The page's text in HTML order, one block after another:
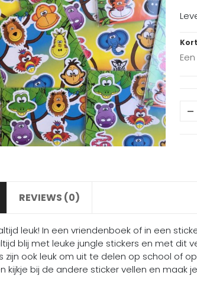
REVIEWS (0)
leuk! In een vriendenboek of in een
blij met leuke jungle stickers en met dit
zijn ook leuk om uit te delen op school of
kijkje bij de andere sticker vellen en maak